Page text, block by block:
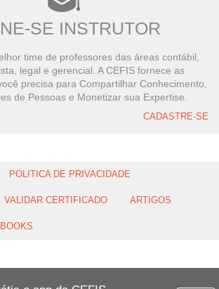
SE INSTRUTOR
time de professores das áreas contábil,
legal e gerencial. A CEFIS fornece as
precisa para Compartilhar Conhecimento,
de Pessoas e Monetizar sua Expertise.
CADASTRE-SE
POLITICA DE PRIVACIDADE
VALIDAR CERTIFICADO ARTIGOS